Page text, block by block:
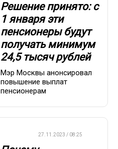
Решение принято: с
1 января эти
пенсионеры будут
получать минимум
24,5 тысяч рублей
Мэр Москвы анонсировал
повышение выплат
пенсионерам
27.11.2023 / 08:25